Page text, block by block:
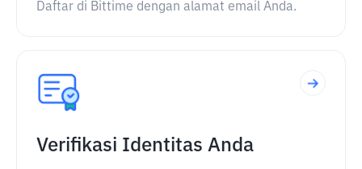
Daftar di Bittime dengan alamat email Anda.
Verifikasi Identitas Anda